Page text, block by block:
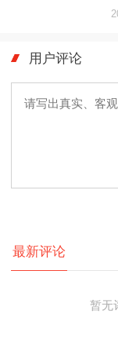
用户评论
最新评论
暂无